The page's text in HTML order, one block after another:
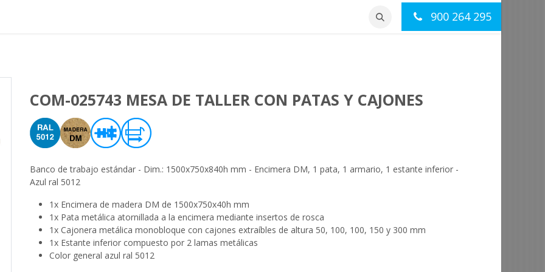
900 264 295
COM-025743 MESA DE TALLER CON PATAS Y CAJONES
Banco de trabajo estándar - Dim.: 1500x750x840h mm - Encimera DM, 1 pata, 1 armario, 1 estante inferior -
Azul ral 5012
1x Encimera de madera DM de 1500x750x40h mm
1x Pata metálica atornillada a la encimera mediante insertos de rosca
1x Cajonera metálica monobloque con cajones extraíbles de altura 50, 100, 100, 150 y 300 mm
1x Estante inferior compuesto por 2 lamas metálicas
Color general azul ral 5012